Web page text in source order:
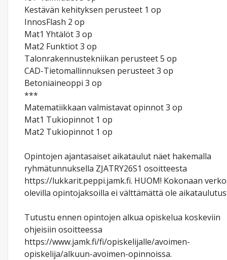
Kestävän kehityksen perusteet 1 op
InnosFlash 2 op
Mat1 Yhtälöt 3 op
Mat2 Funktiot 3 op
Talonrakennustekniikan perusteet 5 op
CAD-Tietomallinnuksen perusteet 3 op
Betoniaineoppi 3 op
***
Matematiikkaan valmistavat opinnot 3 op
Mat1 Tukiopinnot 1 op
Mat2 Tukiopinnot 1 op
Opintojen ajantasaiset aikataulut näet hakemalla
ryhmätunnuksella ZJATRY26S1 osoitteesta
https://lukkarit.peppi.jamk.fi. HUOM! Kokonaan
olevilla opintojaksoilla ei välttämättä ole
Tutustu ennen opintojen alkua opiskelua koskeviin
ohjeisiin osoitteessa
https://www.jamk.fi/fi/opiskelijalle/avoimen-
opiskelija/alkuun-avoimen-opinnoissa.